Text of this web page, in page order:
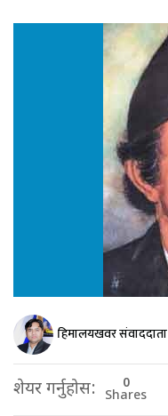
हिमालयखवर संवाददाता
शेयर गर्नुहोस: 0
Shares